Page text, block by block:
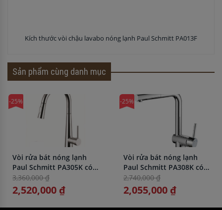
Kích thước vòi chậu lavabo nóng lạnh Paul Schmitt PA013F
Sản phẩm cùng danh mục
-25%
Vòi rửa bát nóng lạnh
Paul Schmitt PA305K có
dây rút
3,360,000 ₫
2,520,000 ₫
-25%
Vòi rửa bát nóng lạnh
Paul Schmitt PA308K có
dây rút
2,740,000 ₫
2,055,000 ₫